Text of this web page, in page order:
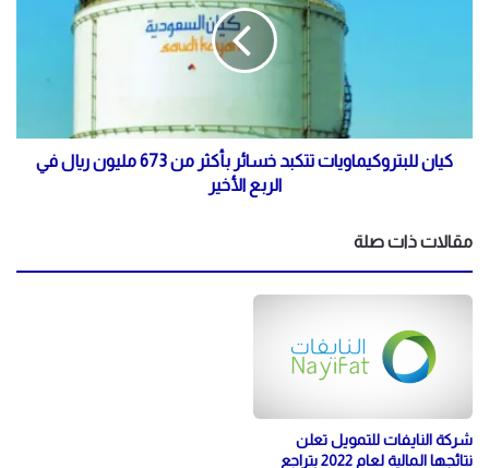
كيان للبتروكيماويات تتكبد خسائر بأكثر من 673 مليون ريال في
الربع الأخير
مقالات ذات صلة
شركة النايفات للتمويل تعلن
نتائجها المالية لعام 2022 بتراجع